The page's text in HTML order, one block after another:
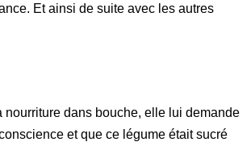
Et ainsi de suite avec les autres
nourriture dans bouche, elle lui demande
et que ce légume était sucré